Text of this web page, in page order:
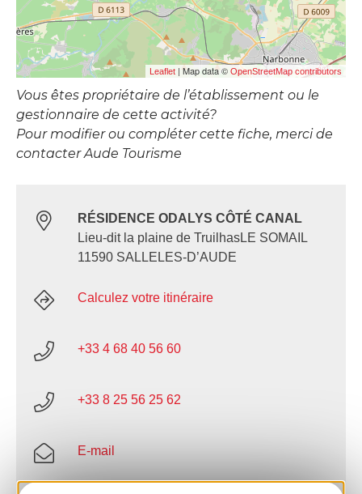
Leaflet | Map data © OpenStreetMap contributors
Vous êtes propriétaire de l’établissement ou le
gestionnaire de cette activité?
Pour modifier ou compléter cette fiche, merci de
contacter Aude Tourisme
RÉSIDENCE ODALYS CÔTÉ CANAL
Lieu-dit la plaine de TruilhasLE SOMAIL
11590 SALLELES-D’AUDE
Calculez votre itinéraire
+33 4 68 40 56 60
+33 8 25 56 25 62
E-mail